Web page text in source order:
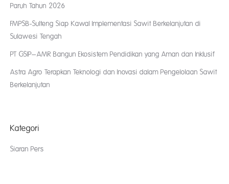
Paruh Tahun 2026
FMPSB-Sulteng Siap Kawal Implementasi Sawit Berkelanjutan di
Sulawesi Tengah
PT GSIP–AMR Bangun Ekosistem Pendidikan yang Aman dan Inklusif
Astra Agro Terapkan Teknologi dan Inovasi dalam Pengelolaan Sawit
Berkelanjutan
Kategori
Siaran Pers